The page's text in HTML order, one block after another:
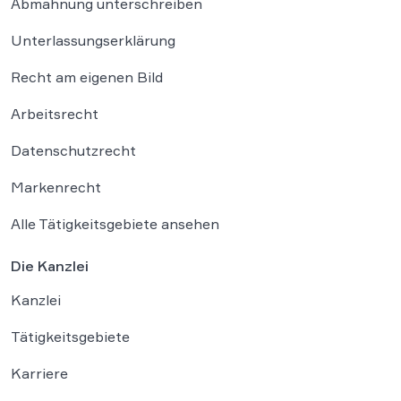
Abmahnung unterschreiben
Unterlassungserklärung
Recht am eigenen Bild
Arbeitsrecht
Datenschutzrecht
Markenrecht
Alle Tätigkeitsgebiete ansehen
Die Kanzlei
Kanzlei
Tätigkeitsgebiete
Karriere